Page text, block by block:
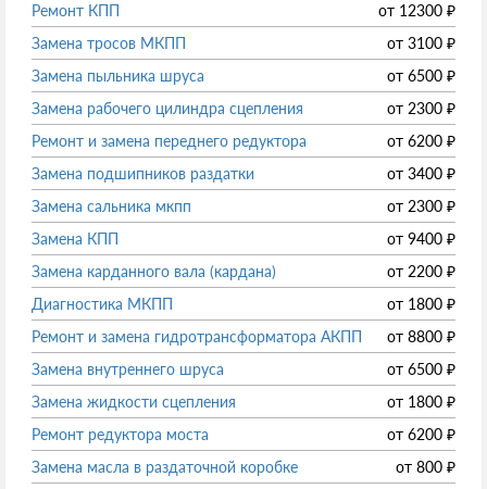
Ремонт КПП
от 12300 ₽
Замена тросов МКПП
от 3100 ₽
Замена пыльника шруса
от 6500 ₽
Замена рабочего цилиндра сцепления
от 2300 ₽
Ремонт и замена переднего редуктора
от 6200 ₽
Замена подшипников раздатки
от 3400 ₽
Замена сальника мкпп
от 2300 ₽
Замена КПП
от 9400 ₽
Замена карданного вала (кардана)
от 2200 ₽
Диагностика МКПП
от 1800 ₽
Ремонт и замена гидротрансформатора АКПП
от 8800 ₽
Замена внутреннего шруса
от 6500 ₽
Замена жидкости сцепления
от 1800 ₽
Ремонт редуктора моста
от 6200 ₽
Замена масла в раздаточной коробке
от 800 ₽